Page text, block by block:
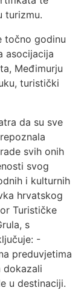
turizmu.
točno godinu
asocijacija
Međimurju
turistički
da su sve
svih onih
svog
i kulturnih
hrvatskog
Turističke
s
-
preduvjetima
dokazali
u destinaciji.